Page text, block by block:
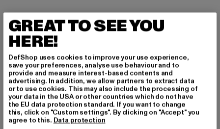
An welchen Produkten bist du interessiert?
MÄNNER
E-MAIL
ANMELDEN
Informationen dazu, wie DefShop mit Deinen Daten umgeht, findest Du
GREAT TO SEE YOU
HERE!
DefShop uses cookies to improve your use experience,
save your preferences, analyse use behaviour and to
provide and measure interest-based contents and
advertising. In addition, we allow partners to extract data
or to use cookies. This may also include the processing of
your data in the USA or other countries which do not have
the EU data protection standard. If you want to change
this, click on "Custom settings". By clicking on "Accept" you
agree to this. Data protection